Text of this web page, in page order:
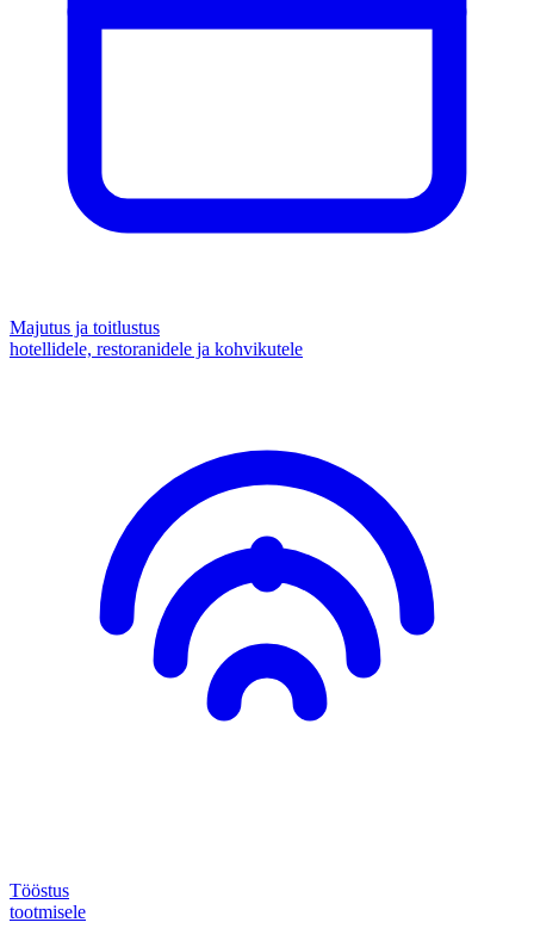
Majutus ja toitlustus
hotellidele, restoranidele ja kohvikutele
Tööstus
tootmisele